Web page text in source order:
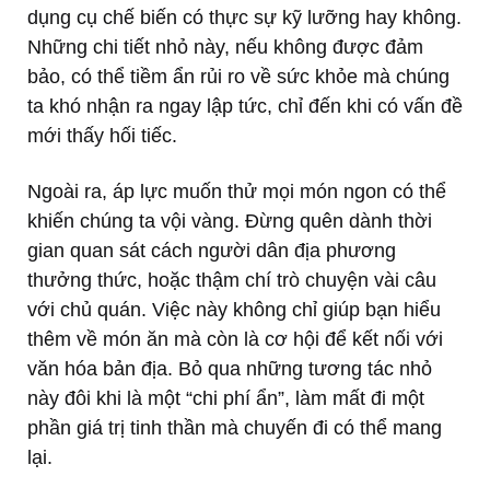
dụng cụ chế biến có thực sự kỹ lưỡng hay không.
Những chi tiết nhỏ này, nếu không được đảm
bảo, có thể tiềm ẩn rủi ro về sức khỏe mà chúng
ta khó nhận ra ngay lập tức, chỉ đến khi có vấn đề
mới thấy hối tiếc.
Ngoài ra, áp lực muốn thử mọi món ngon có thể
khiến chúng ta vội vàng. Đừng quên dành thời
gian quan sát cách người dân địa phương
thưởng thức, hoặc thậm chí trò chuyện vài câu
với chủ quán. Việc này không chỉ giúp bạn hiểu
thêm về món ăn mà còn là cơ hội để kết nối với
văn hóa bản địa. Bỏ qua những tương tác nhỏ
này đôi khi là một “chi phí ẩn”, làm mất đi một
phần giá trị tinh thần mà chuyến đi có thể mang
lại.